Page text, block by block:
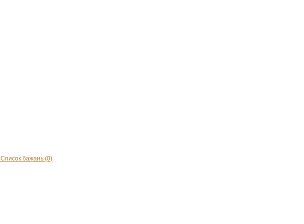
Список бажань (0)